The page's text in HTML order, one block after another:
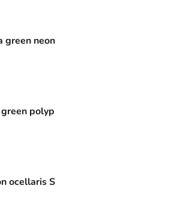
green neon
polyp
ocellaris S